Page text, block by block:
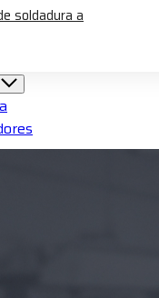
soldadura a